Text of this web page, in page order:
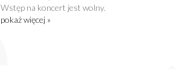
Wstęp na koncert jest wolny.
pokaż więcej »